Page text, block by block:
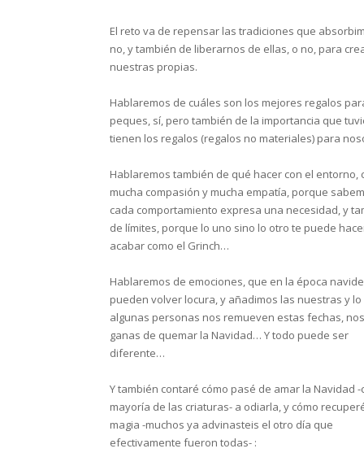
El reto va de repensar las tradiciones que
no, y también de liberarnos de ellas, o no, para
nuestras propias.
Hablaremos de cuáles son los mejores regalos
peques, sí, pero también de la importancia que
tienen los regalos (regalos no materiales) para
Hablaremos también de qué hacer con el entorno,
mucha compasión y mucha empatía, porque
cada comportamiento expresa una necesidad, y
de límites, porque lo uno sino lo otro te puede
acabar como el Grinch…
Hablaremos de emociones, que en la época
pueden volver locura, y añadimos las nuestras y
algunas personas nos remueven estas fechas,
ganas de quemar la Navidad… Y todo puede ser
diferente…
Y también contaré cómo pasé de amar la Navidad -
mayoría de las criaturas- a odiarla, y cómo
magia -muchos ya advinasteis el otro día que
efectivamente fueron todas- :